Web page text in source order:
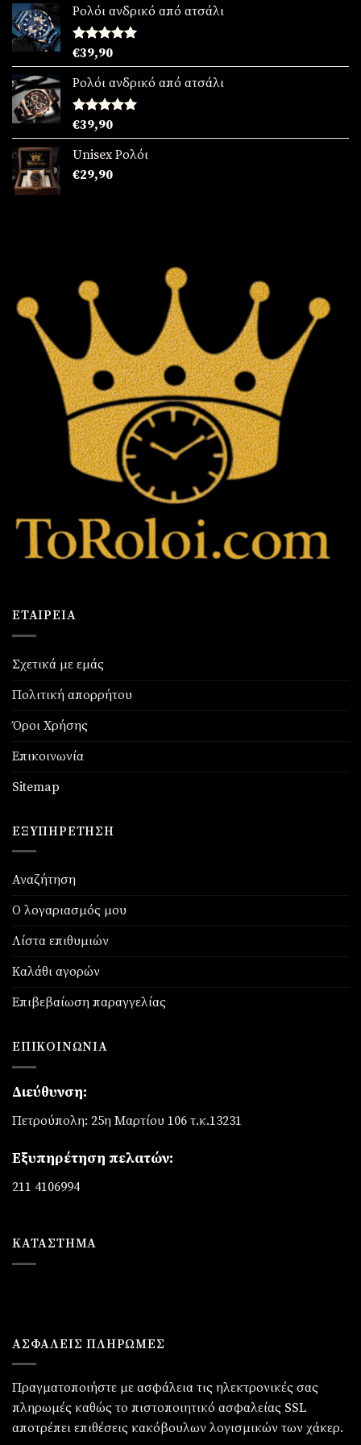
από 5
Ρολόι ανδρικό από ατσάλι
Βαθμολογήθηκε
με5.00
από 5
€39,90
Ρολόι ανδρικό από ατσάλι
Βαθμολογήθηκε
με5.00
από 5
€39,90
Unisex Ρολόι
€29,90
ΕΤΑΙΡΕΊΑ
Σχετικά με εμάς
Πολιτική απορρήτου
Όροι Χρήσης
Επικοινωνία
Sitemap
ΕΞΥΠΗΡΈΤΗΣΗ
Αναζήτηση
Ο λογαριασμός μου
Λίστα επιθυμιών
Καλάθι αγορών
Επιβεβαίωση παραγγελίας
ΕΠΙΚΟΙΝΩΝΊΑ
Διεύθυνση:
Πετρούπολη: 25η Μαρτίου 106 τ.κ.13231
Εξυπηρέτηση πελατών:
211 4106994
ΚΑΤΆΣΤΗΜΑ
ΑΣΦΑΛΕΙΣ ΠΛΗΡΩΜΕΣ
Πραγματοποιήστε με ασφάλεια τις ηλεκτρονικές σας
πληρωμές καθώς το πιστοποιητικό ασφαλείας SSL
αποτρέπει επιθέσεις κακόβουλων λογισμικών των χάκερ.